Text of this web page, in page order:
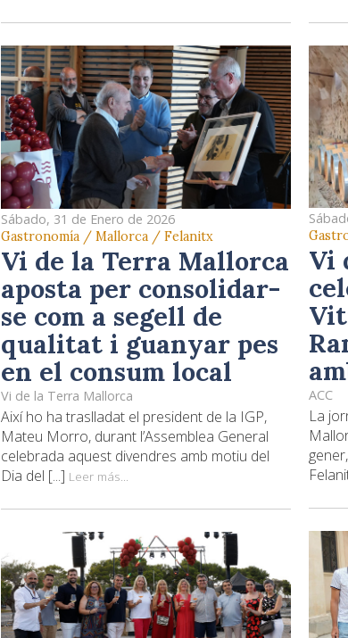
Sábado, 31 de Enero de 2026
Gastronomía / Mallorca / Felanitx
Vi de la Terra Mallorca
aposta per consolidar-
se com a segell de
qualitat i guanyar pes
en el consum local
Vi de la Terra Mallorca
Així ho ha traslladat el president de la IGP,
Mateu Morro, durant l’Assemblea General
celebrada aquest divendres amb motiu del
Dia del [...] Leer más...
Vi
ACC
La